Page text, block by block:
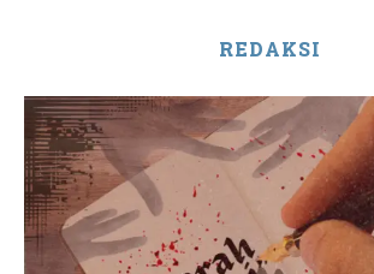
REDAKSI